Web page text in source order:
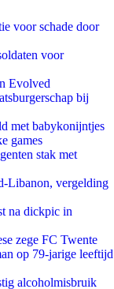
voor schade door
voor
Evolved
bij
met babykonijntjes
games
stak met
Libanon, vergelding
na dickpic in
zege FC Twente
op 79-jarige leeftijd
alcoholmisbruik